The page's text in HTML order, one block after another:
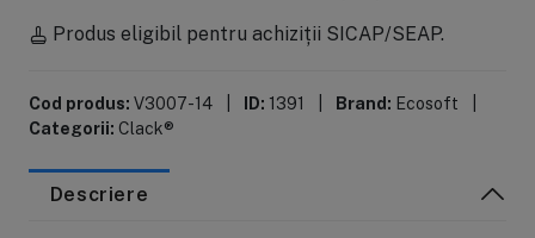
Produs eligibil pentru achiziții SICAP/SEAP.
Cod produs: V3007-14 ID: 1391 Brand: Ecosoft
Categorii: Clack®
Descriere